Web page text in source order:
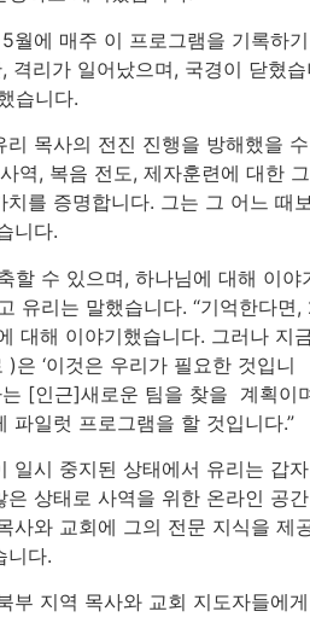
월에 매주 이 프로그램을 기록하
격리가 일어났으며, 국경이 닫혔
습니다.
리 목사의 전진 진행을 방해했을
역, 복음 전도, 제자훈련에 대한
치를 증명합니다. 그는 그 어느 때
니다.
할 수 있으며, 하나님에 대해 이야
유리는 말했습니다. “기억한다면,
대해 이야기했습니다. 그러나 지
은 ‘이것은 우리가 필요한 것입니
는 [인근]새로운 팀을 찾을 계획이
파일럿 프로그램을 할 것입니다.”
일시 중지된 상태에서 유리는 갑
은 상태로 사역을 위한 온라인 공
사와 교회에 그의 전문 지식을 제
니다.
부 지역 목사와 교회 지도자들에